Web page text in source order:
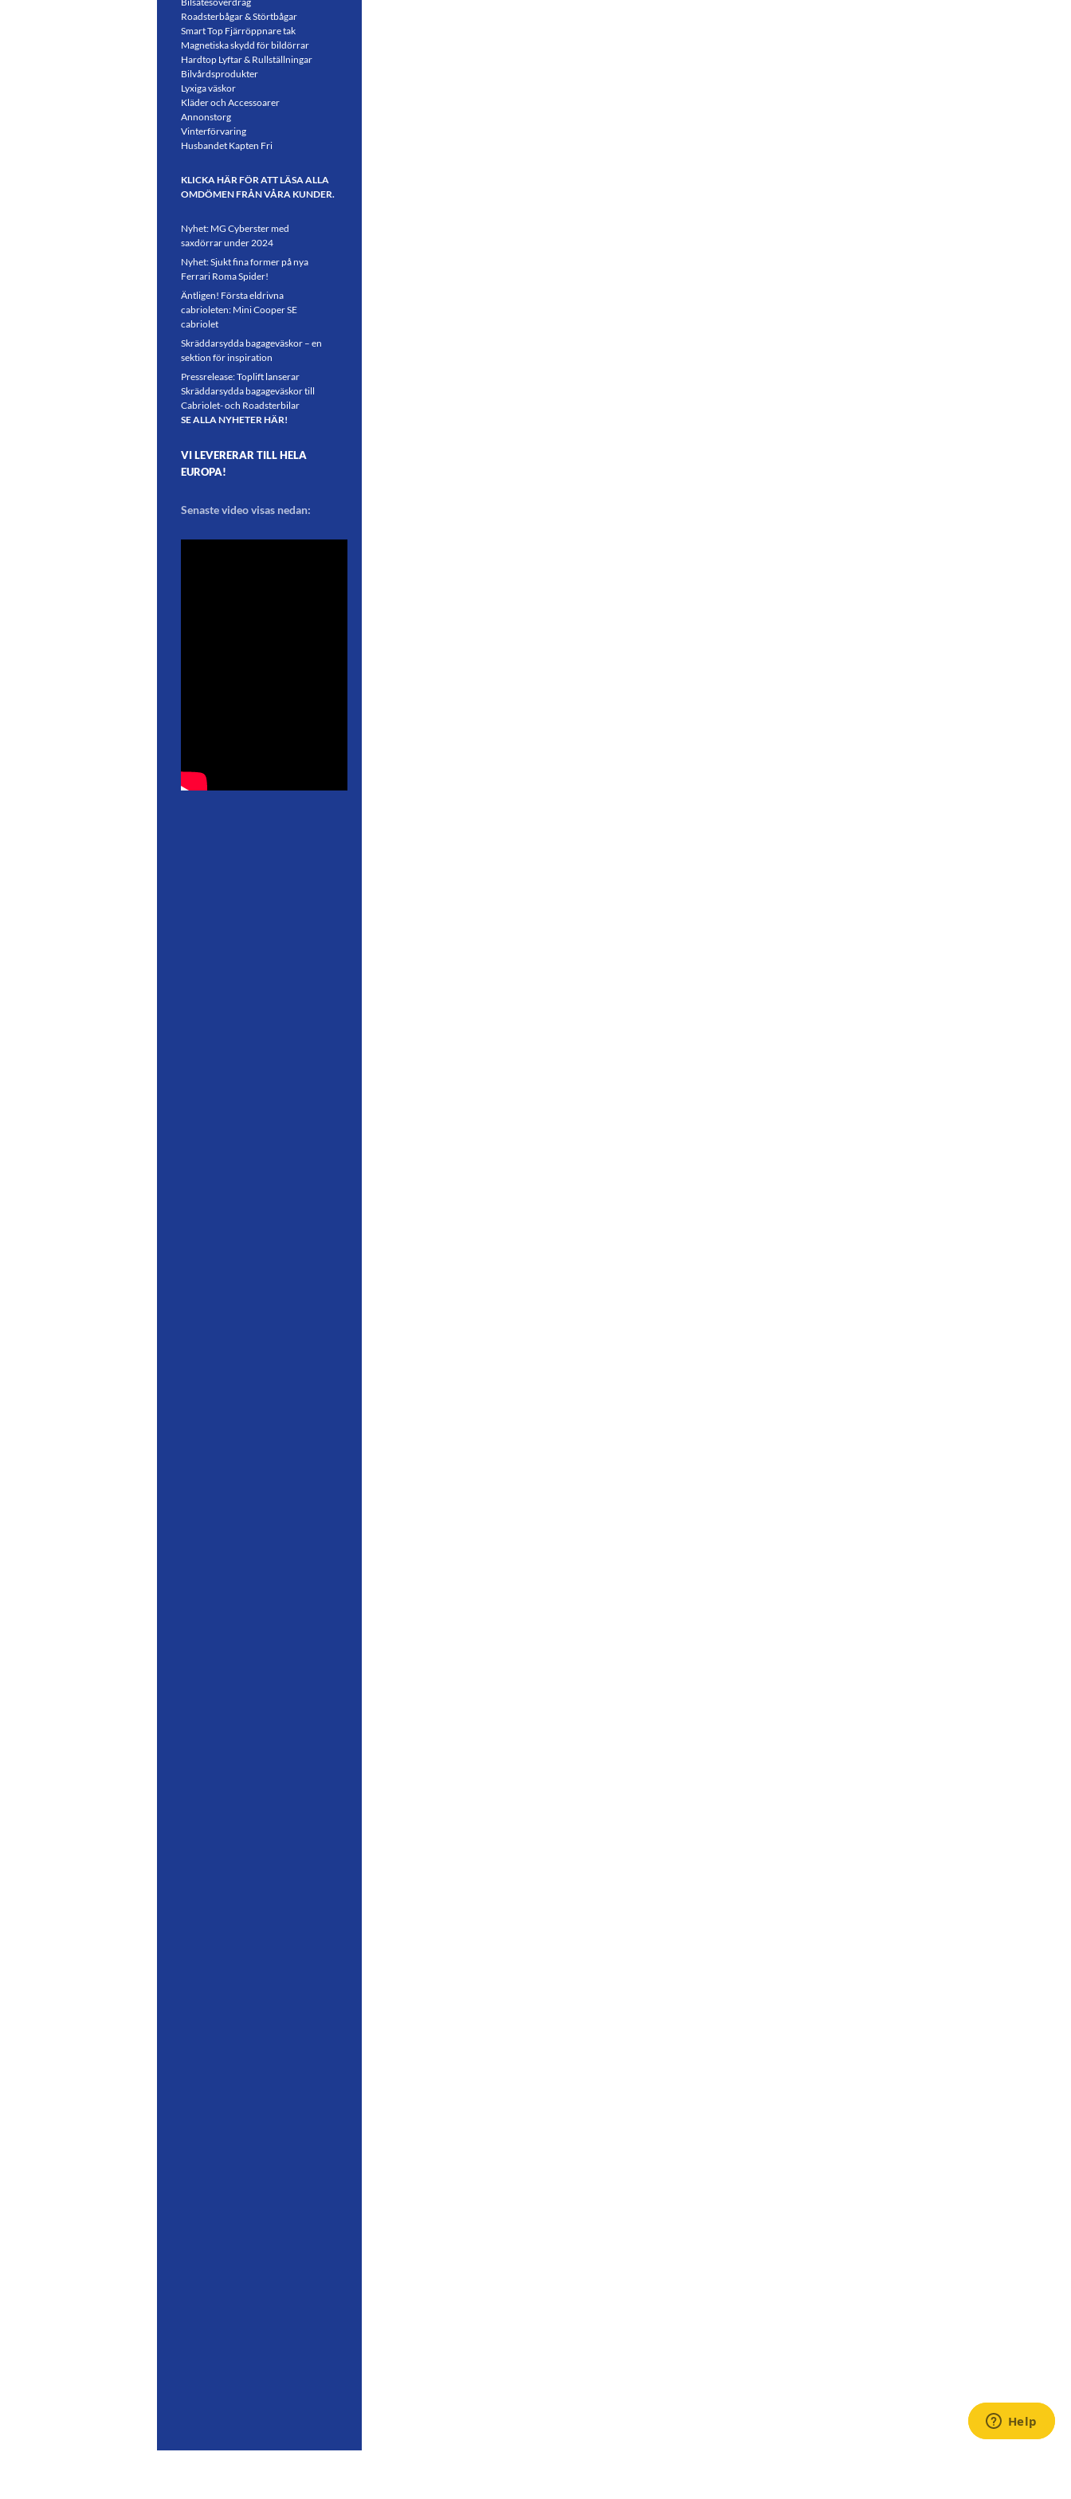
Roadsterbågar & Störtbågar
Smart Top Fjärröppnare tak
Magnetiska skydd för bildörrar
Hardtop Lyftar & Rullställningar
Bilvårdsprodukter
Lyxiga väskor
Kläder och Accessoarer
Annonstorg
Vinterförvaring
Husbandet Kapten Fri
KLICKA HÄR FÖR ATT LÄSA ALLA
OMDÖMEN FRÅN VÅRA KUNDER.
Nyhet: MG Cyberster med
saxdörrar under 2024
Nyhet: Sjukt fina former på nya
Ferrari Roma Spider!
Äntligen! Första eldrivna
cabrioleten: Mini Cooper SE
cabriolet
Skräddarsydda bagageväskor – en
sektion för inspiration
Pressrelease: Toplift lanserar
Skräddarsydda bagageväskor till
Cabriolet- och Roadsterbilar
SE ALLA NYHETER HÄR!
VI LEVERERAR TILL HELA
EUROPA!
Senaste video visas nedan: